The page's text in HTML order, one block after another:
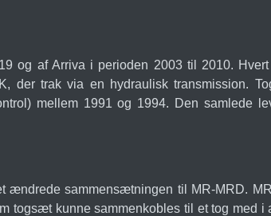
og af Arriva i perioden 2003 til 2010.
der trak via en hydraulisk transmission.
mellem 1991 og 1994. Den samlede
sammensætningen til MR-MRD.
togsæt kunne sammenkobles til et tog med i